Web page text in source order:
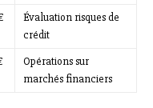
Évaluation risques de
crédit
Opérations sur
marchés financiers